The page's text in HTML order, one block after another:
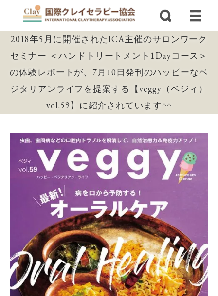
2018年5月に開催されたICA主催のサロンワーク
セミナー ＜ハンドトリートメント1Dayコース＞
の体験レポートが、7月10日発刊のハッピーなベ
ジタリアンライフを提案する【veggy（ベジィ）
vol.59】に紹介されています^^